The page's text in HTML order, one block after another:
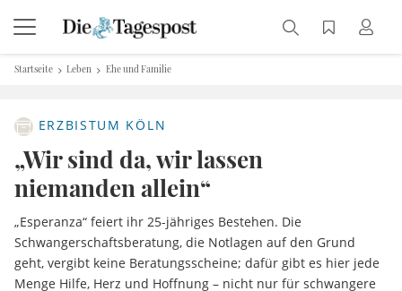
Startseite Leben Ehe und Familie
ERZBISTUM KÖLN
„Wir sind da, wir lassen
niemanden allein“
„Esperanza“ feiert ihr 25-jähriges Bestehen. Die
Schwangerschaftsberatung, die Notlagen auf den Grund
geht, vergibt keine Beratungsscheine; dafür gibt es hier jede
Menge Hilfe, Herz und Hoffnung – nicht nur für schwangere